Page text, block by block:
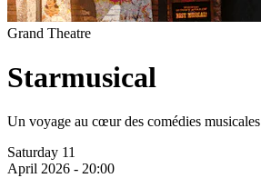
Grand Theatre
Starmusical
Un voyage au cœur des comédies musicales
Saturday 11
April 2026 - 20:00